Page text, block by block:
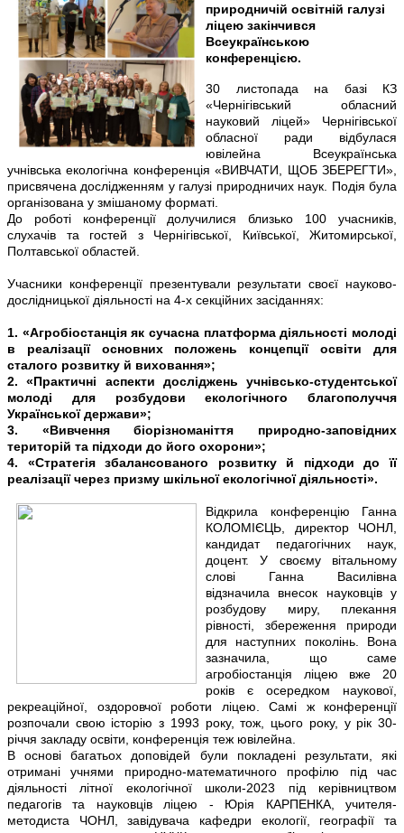
природничій освітній галузі
ліцею закінчився
Всеукраїнською
конференцією.
30 листопада на базі КЗ
«Чернігівський обласний
науковий ліцей» Чернігівської
обласної ради відбулася
ювілейна Всеукраїнська
учнівська екологічна конференція «ВИВЧАТИ, ЩОБ ЗБЕРЕГТИ»,
присвячена дослідженням у галузі природничих наук. Подія була
організована у змішаному форматі.
До роботі конференції долучилися близько 100 учасників,
слухачів та гостей з Чернігівської, Київської, Житомирської,
Полтавської областей.
Учасники конференції презентували результати своєї науково-
дослідницької діяльності на 4-х секційних засіданнях:
1. «Агробіостанція як сучасна платформа діяльності молоді
в реалізації основних положень концепції освіти для
сталого розвитку й виховання»;
2. «Практичні аспекти досліджень учнівсько-студентської
молоді для розбудови екологічного благополуччя
Української держави»;
3. «Вивчення біорізноманіття природно-заповідних
територій та підходи до його охорони»;
4. «Стратегія збалансованого розвитку й підходи до її
реалізації через призму шкільної екологічної діяльності».
Відкрила конференцію Ганна
КОЛОМІЄЦЬ, директор ЧОНЛ,
кандидат педагогічних наук,
доцент. У своєму вітальному
слові Ганна Василівна
відзначила внесок науковців у
розбудову миру, плекання
рівності, збереження природи
для наступних поколінь. Вона
зазначила, що саме
агробіостанція ліцею вже 20
років є осередком наукової,
рекреаційної, оздоровчої роботи ліцею. Самі ж конференції
розпочали свою історію з 1993 року, тож, цього року, у рік 30-
річчя закладу освіти, конференція теж ювілейна.
В основі багатьох доповідей були покладені результати, які
отримані учнями природно-математичного профілю під час
діяльності літної екологічної школи-2023 під керівництвом
педагогів та науковців ліцею - Юрія КАРПЕНКА, учителя-
методиста ЧОНЛ, завідувача кафедри екології, географії та